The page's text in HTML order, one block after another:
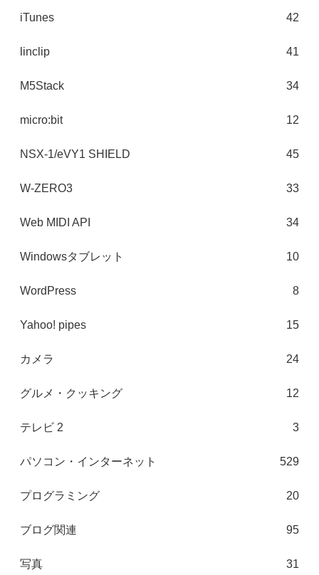
iTunes 42
linclip 41
M5Stack 34
micro:bit 12
NSX-1/eVY1 SHIELD 45
W-ZERO3 33
Web MIDI API 34
Windowsタブレット 10
WordPress 8
Yahoo! pipes 15
カメラ 24
グルメ・クッキング 12
テレビ 2 3
パソコン・インターネット 529
プログラミング 20
ブログ関連 95
写真 31